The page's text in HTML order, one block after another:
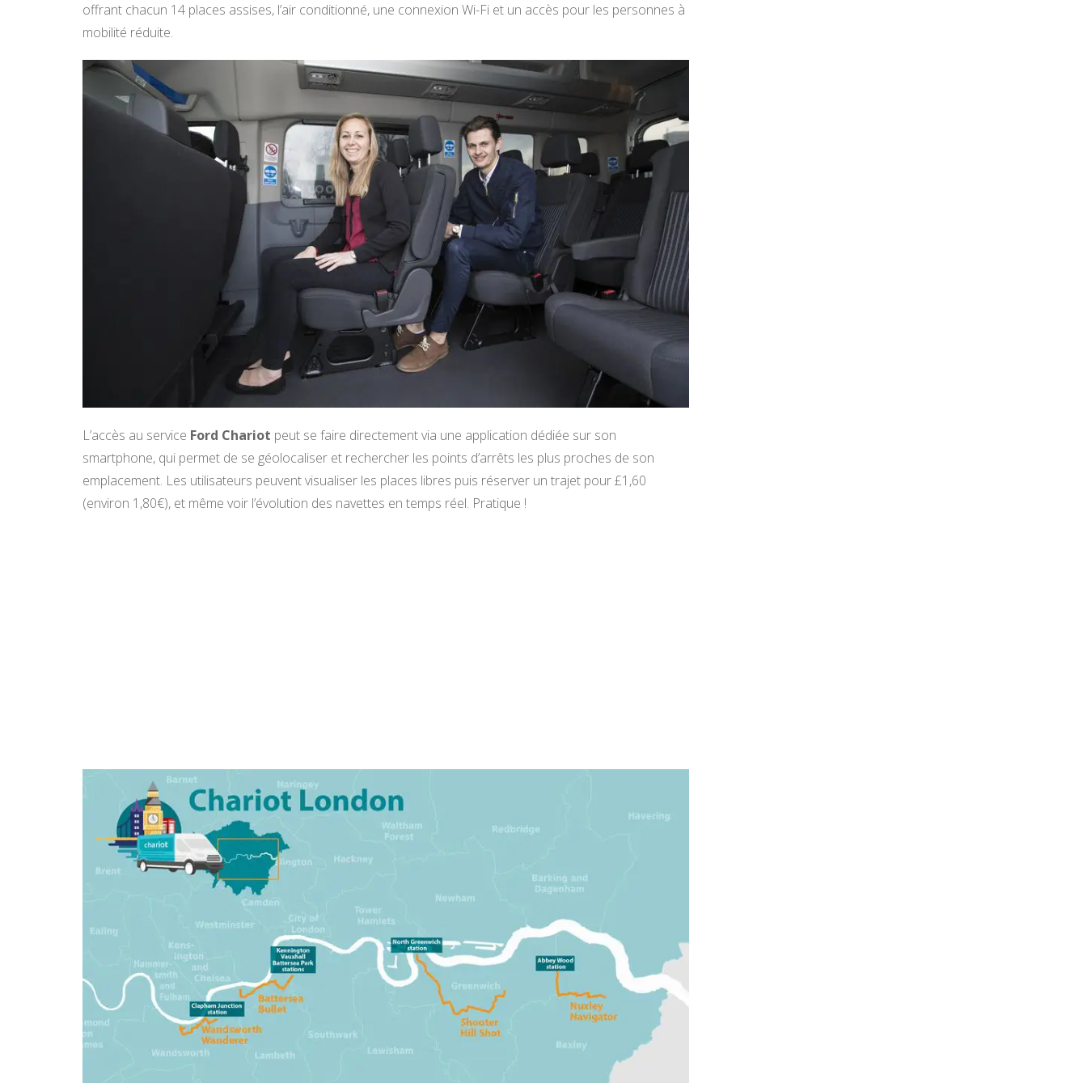
offrant chacun 14 places assises, l’air conditionné, une connexion Wi-Fi et un accès pour les personnes à
mobilité réduite.
L’accès au service Ford Chariot peut se faire directement via une application dédiée sur son
smartphone, qui permet de se géolocaliser et rechercher les points d’arrêts les plus proches de son
emplacement. Les utilisateurs peuvent visualiser les places libres puis réserver un trajet pour £1,60
(environ 1,80€), et même voir l’évolution des navettes en temps réel. Pratique !